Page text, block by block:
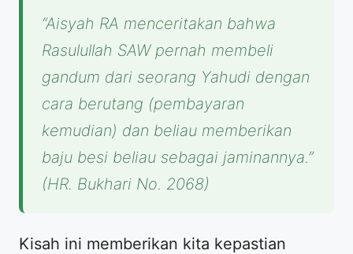
“Aisyah RA menceritakan bahwa
Rasulullah SAW pernah membeli
gandum dari seorang Yahudi dengan
cara berutang (pembayaran
kemudian) dan beliau memberikan
baju besi beliau sebagai jaminannya.”
(HR. Bukhari No. 2068)
​Kisah ini memberikan kita kepastian